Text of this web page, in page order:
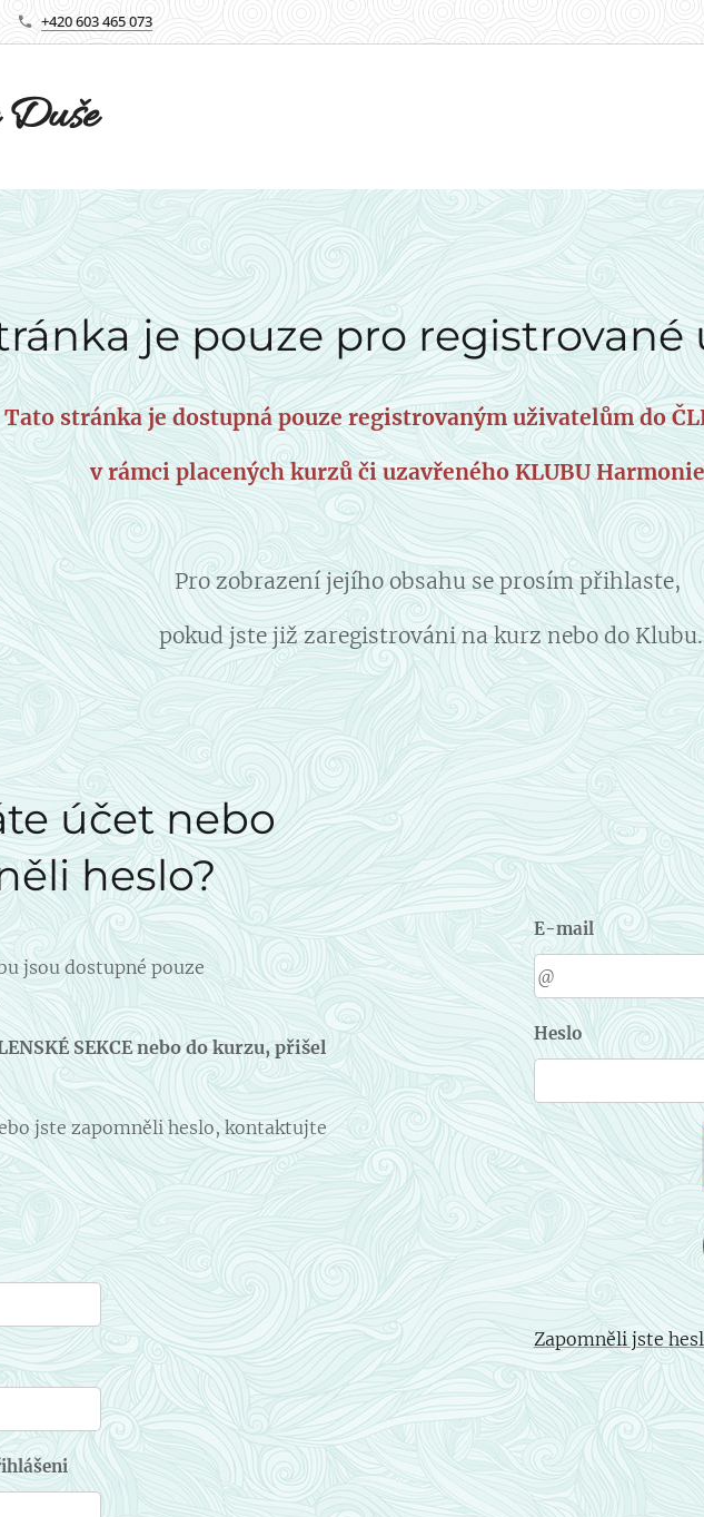
+420 603 465 073
je pouze pro registrované
Tato stránka je dostupná pouze registrovaným uživatelům do
v rámci placených kurzů či uzavřeného KLUBU
Pro zobrazení jejího obsahu se prosím přihlaste,
pokud jste již zaregistrováni na kurz nebo do Klubu.
účet nebo
heslo?
jsou dostupné pouze
SEKCE nebo do kurzu, přišel
jste zapomněli heslo, kontaktujte
E-mail
Heslo
Zapomněli jste